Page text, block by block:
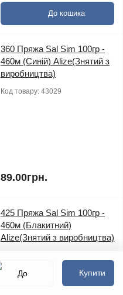
Купити
До кошика
360 Пряжа Sal Sim 100гр -
460м (Синій) Alize(Знятий з
виробництва)
Код товару: 43029
89.00грн.
425 Пряжа Sal Sim 100гр -
460м (Блакитний)
Alize(Знятий з виробництва)